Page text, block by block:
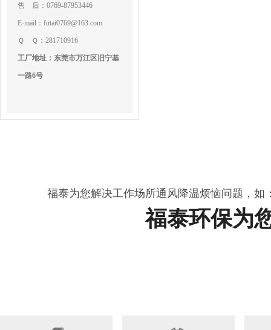
售 后：0769-87953446
E-mail：futai0769@163.com
Ｑ Ｑ：281710916
工厂地址：东莞市万江区旧宁基
一路6号
福泰为您解决工作场所通风降温烦恼问题，
福泰环保为